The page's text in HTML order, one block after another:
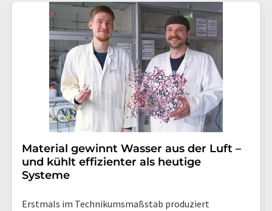
Material gewinnt Wasser aus der Luft –
und kühlt effizienter als heutige
Systeme
Erstmals im Technikumsmaßstab produziert